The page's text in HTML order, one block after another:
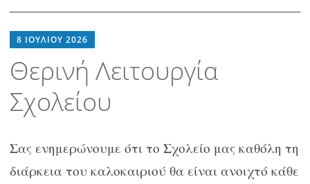
στο
8 ΙΟΥΛΊΟΥ 2026
Θερινή Λειτουργία
Σχολείου
Σας ενημερώνουμε ότι το Σχολείο μας καθόλη τη
διάρκεια του καλοκαιριού θα είναι ανοιχτό κάθε